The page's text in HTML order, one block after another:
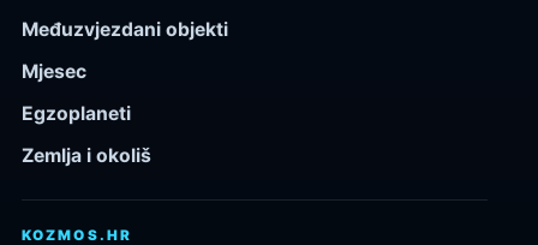
Međuzvjezdani objekti
Mjesec
Egzoplaneti
Zemlja i okoliš
KOZMOS.HR